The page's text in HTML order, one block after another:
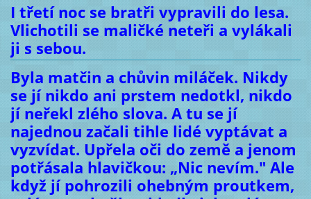
I třetí noc se bratři vypravili do lesa.
Vlichotili se maličké neteři a vylákali
ji s sebou.
Byla matčin a chůvin miláček. Nikdy
se jí nikdo ani prstem nedotkl, nikdo
jí neřekl zlého slova. A tu se jí
najednou začali tihle lidé vyptávat a
vyzvídat. Upřela oči do země a jenom
potřásala hlavičkou: „Nic nevím." Ale
když jí pohrozili ohebným proutkem,